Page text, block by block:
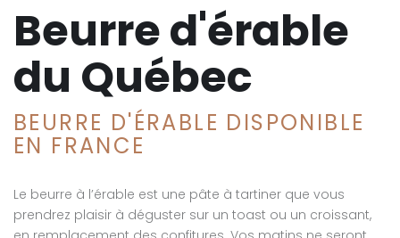
Beurre d'érable
du Québec
BEURRE D'ÉRABLE DISPONIBLE
EN FRANCE
Le beurre à l’érable est une pâte à tartiner que vous
prendrez plaisir à déguster sur un toast ou un croissant,